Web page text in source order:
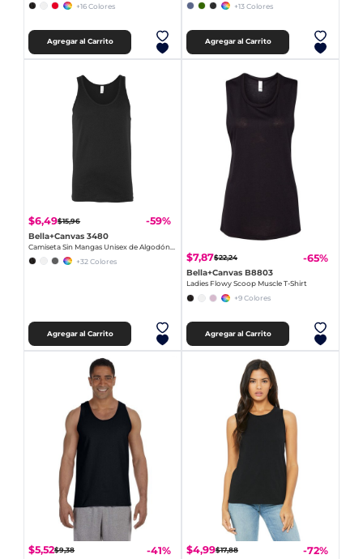
+16 Colores
Agregar al Carrito
+13 Colores
Agregar al Carrito
$6,49$15,96 -59%
Bella+Canvas 3480
+32 Colores
Agregar al Carrito
$7,87$22,24 -65%
Bella+Canvas B8803
Ladies Flowy Scoop Muscle T-Shirt
+9 Colores
Agregar al Carrito
$5,52$9,38 -41% $4,99$17,88 -72%